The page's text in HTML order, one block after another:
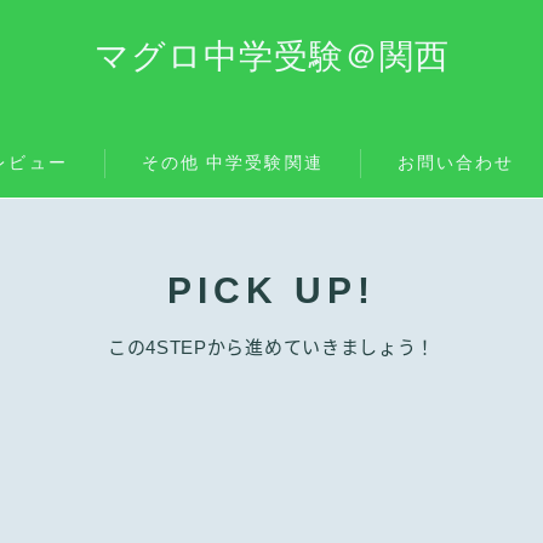
マグロ中学受験＠関西
ビュー その他 中学受験関連 お問い合わせ
PICK UP!
この4STEPから進めていきましょう！